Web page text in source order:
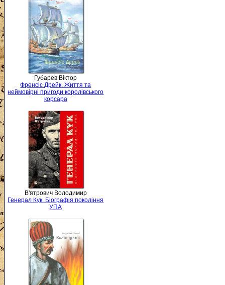
Губарев Віктор
Френсіс Дрейк. Життя та
неймовірні пригоди королівського
корсара
В'ятрович Володимир
Генерал Кук. Біографія покоління
УПА